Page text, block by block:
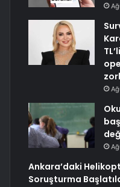
Ankara’daki
Soruşturma